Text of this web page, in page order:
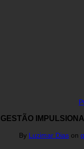
By Luzimar Dias on